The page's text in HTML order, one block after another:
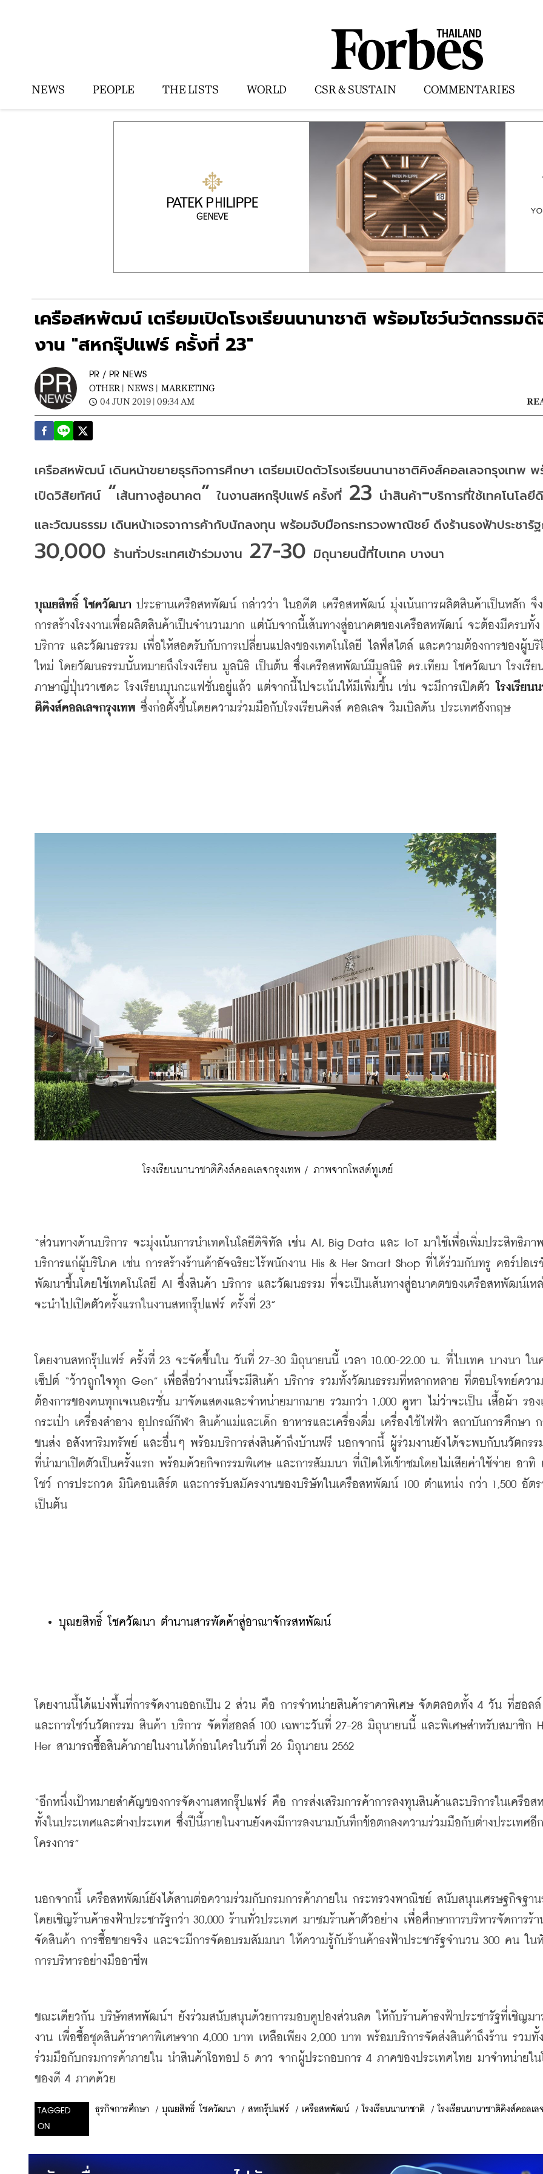
NEWS PEOPLE THE LISTS WORLD CSR & SUSTAIN COMMENTARIES
เครือสหพัฒน์ เตรียมเปิดโรงเรียนนานาชาติ พร้อมโชว์นวัตกรรม
งาน "สหกรุ๊ปแฟร์ ครั้งที่ 23"
PR / PR NEWS
OTHER | NEWS | MARKETING
04 JUN 2019 | 09:34 AM
เครือสหพัฒน์ เดินหน้าขยายธุรกิจการศึกษา เตรียมเปิดตัวโรงเรียนนานาชาติคิงส์คอลเลจกรุงเทพ พ
เปิดวิสัยทัศน์ “เส้นทางสู่อนาคต” ในงานสหกรุ๊ปแฟร์ ครั้งที่ 23 นำสินค้า-บริการที่ใช้เทคโนโลยี
และวัฒนธรรม เดินหน้าเจรจาการค้ากับนักลงทุน พร้อมจับมือกระทรวงพาณิชย์ ดึงร้านธงฟ้าประชารั
30,000 ร้านทั่วประเทศเข้าร่วมงาน 27-30 มิถุนายนนี้ที่ไบเทค บางนา
บุณยสิทธิ์ โชควัฒนา ประธานเครือสหพัฒน์ กล่าวว่า ในอดีต เครือสหพัฒน์ มุ่งเน้นการผลิตสินค้าเป็นหลัก จึ
การสร้างโรงงานเพื่อผลิตสินค้าเป็นจำนวนมาก แต่นับจากนี้เส้นทางสู่อนาคตของเครือสหพัฒน์ จะต้องมีครบทั้ง
บริการ และวัฒนธรรม เพื่อให้สอดรับกับการเปลี่ยนแปลงของเทคโนโลยี ไลฟ์สไตล์ และความต้องการของผู้บริ
ใหม่
โดยวัฒนธรรมนั้นหมายถึงโรงเรียน มูลนิธิ เป็นต้น ซึ่งเครือสหพัฒน์มีมูลนิธิ ดร.เทียม โชควัฒนา
โรงเรี
ภาษาญี่ปุ่นวาเซดะ
โรงเรียนบุนกะแฟชั่นอยู่แล้ว แต่จากนี้ไปจะเน้นให้มีเพิ่มขึ้น เช่น จะมีการเปิดตัว
โรงเรียน
ติคิงส์คอลเลจกรุงเทพ ซึ่งก่อตั้งขึ้นโดยความร่วมมือกับโรงเรียนคิงส์ คอลเลจ วิมเบิลดัน ประเทศอังกฤษ
โรงเรียนนานาชาติคิงส์คอลเลจกรุงเทพ / ภาพจากโพสต์ทูเดย์
“ส่วนทางด้านบริการ จะมุ่งเน้นการนำเทคโนโลยีดิจิทัล เช่น AI, Big Data และ IoT มาใช้เพื่อเพิ่มประสิทธิภา
บริการแก่ผู้บริโภค เช่น การสร้างร้านค้าอัจฉริยะไร้พนักงาน His & Her Smart Shop ที่ได้ร่วมกับทรู คอร์ปอเร
พัฒนาขึ้นโดยใช้เทคโนโลยี AI ซึ่งสินค้า บริการ และวัฒนธรรม ที่จะเป็นเส้นทางสู่อนาคตของเครือสหพัฒน์เห
จะนำไปเปิดตัวครั้งแรกในงานสหกรุ๊ปแฟร์ ครั้งที่ 23”
โดยงานสหกรุ๊ปแฟร์ ครั้งที่ 23 จะจัดขึ้นใน วันที่ 27-30 มิถุนายนนี้ เวลา 10.00-22.00 น. ที่ไบเทค บางนา
ใน
เซ็ปต์ “ว้าวถูกใจทุก Gen” เพื่อสื่อว่างานนี้จะมีสินค้า บริการ รวมทั้งวัฒนธรรมที่หลากหลาย ที่ตอบโจทย์ความ
ต้องการของคนทุกเจเนอเรชั่น มาจัดแสดงและจำหน่ายมากมาย รวมกว่า 1,000 คูหา ไม่ว่าจะเป็น เสื้อผ้า รอง
กระเป๋า เครื่องสำอาง อุปกรณ์กีฬา สินค้าแม่และเด็ก อาหารและเครื่องดื่ม เครื่องใช้ไฟฟ้า สถาบันการศึกษา
ขนส่ง อสังหาริมทรัพย์ และอื่นๆ พร้อมบริการส่งสินค้าถึงบ้านฟรี นอกจากนี้ ผู้ร่วมงานยังได้จะพบกับนวัตกรร
ที่นำมาเปิดตัวเป็นครั้งแรก พร้อมด้วยกิจกรรมพิเศษ และการสัมมนา ที่เปิดให้เข้าชมโดยไม่เสียค่าใช้จ่าย อาทิ
โชว์ การประกวด มินิคอนเสิร์ต และการรับสมัครงานของบริษัทในเครือสหพัฒน์ 100 ตำแหน่ง กว่า 1,500 อัตร
เป็นต้น
บุณยสิทธิ์ โชควัฒนา ตำนานสารพัดค้าสู่อาณาจักรสหพัฒน์
โดยงานนี้ได้แบ่งพื้นที่การจัดงานออกเป็น 2 ส่วน คือ การจำหน่ายสินค้าราคาพิเศษ จัดตลอดทั้ง 4 วัน ที่ฮอลล์
และการโชว์นวัตกรรม สินค้า บริการ จัดที่ฮอลล์ 100 เฉพาะวันที่ 27-28 มิถุนายนนี้ และพิเศษสำหรับสมาชิก
Her สามารถซื้อสินค้าภายในงานได้ก่อนใครในวันที่ 26 มิถุนายน 2562
“อีกหนึ่งเป้าหมายสำคัญของการจัดงานสหกรุ๊ปแฟร์ คือ การส่งเสริมการค้าการลงทุนสินค้าและบริการในเครือ
ทั้งในประเทศและต่างประเทศ ซึ่งปีนี้ภายในงานยังคงมีการลงนามบันทึกข้อตกลงความร่วมมือกับต่างประเทศอี
โครงการ”
นอกจากนี้ เครือสหพัฒน์ยังได้สานต่อความร่วมกับกรมการค้าภายใน กระทรวงพาณิชย์ สนับสนุนเศรษฐกิจฐาน
โดยเชิญร้านค้าธงฟ้าประชารัฐกว่า 30,000 ร้านทั่วประเทศ มาชมร้านค้าตัวอย่าง เพื่อศึกษาการบริหารจัดการร้า
จัดสินค้า การซื้อขายจริง และจะมีการจัดอบรมสัมมนา ให้ความรู้กับร้านค้าธงฟ้าประชารัฐจำนวน 300 คน
ใน
การบริหารอย่างมืออาชีพ
ขณะเดียวกัน บริษัทสหพัฒน์ฯ ยังร่วมสนับสนุนด้วยการมอบคูปองส่วนลด
ให้กับร้านค้าธงฟ้าประชารัฐที่เชิญมา
งาน เพื่อซื้อชุดสินค้าราคาพิเศษจาก 4,000 บาท เหลือเพียง 2,000 บาท พร้อมบริการจัดส่งสินค้าถึงร้าน รวมทั้
ร่วมมือกับกรมการค้าภายใน นำสินค้าโอทอป 5 ดาว จากผู้ประกอบการ 4 ภาคของประเทศไทย มาจำหน่ายใน
ของดี 4 ภาคด้วย
TAGGED
ON
ธุรกิจการศึกษา / บุณยสิทธิ์ โชควัฒนา / สหกรุ๊ปแฟร์ / เครือสหพัฒน์ / โรงเรียนนานาชาติ / โรงเรียนนานาชาติคิงส์คอลเล